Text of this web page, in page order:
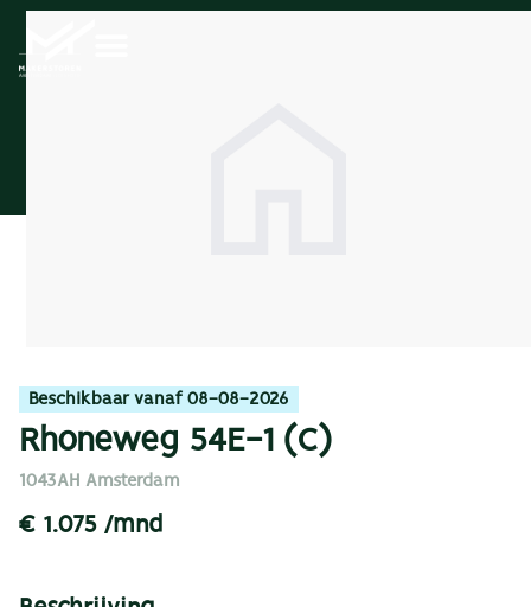
Beschikbaar vanaf 08-08-2026
Rhoneweg 54E-1 (C)
1043AH Amsterdam
€ 1.075 /mnd